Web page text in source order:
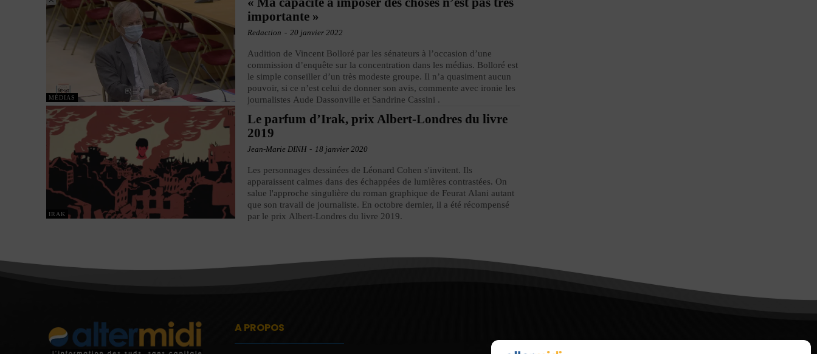
MÉDIAS
importante »
Redaction - 20 janvier 2022
Audition de Vincent Bolloré par les sénateurs à l’occasion d’une
commission d’enquête sur la concentration dans les médias. Bolloré est
le simple conseiller d’un très modeste groupe. Il n’a quasiment aucun
pouvoir, si ce n’est celui de donner son avis, commente avec ironie les
journalistes Aude Dassonville et Sandrine Cassini .
IRAK
Le parfum d’Irak, prix Albert-Londres du livre
2019
Jean-Marie DINH - 18 janvier 2020
Les personnages dessinées de Léonard Cohen s'invitent. Ils
apparaissent calmes dans des échappées de lumières contrastées. On
salue l'approche singulière du roman graphique de Feurat Alani autant
que son travail de journaliste. En octobre dernier, il a été récompensé
par le prix Albert-Londres du livre 2019.
A PROPOS